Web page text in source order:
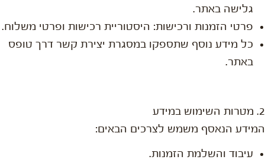
גלישה באתר.
פרטי הזמנות ורכישות: היסטוריית רכישות ופרטי משלוח.
כל מידע נוסף שתספקו במסגרת יצירת קשר דרך טופס
באתר.
2. מטרות השימוש במידע
המידע הנאסף משמש לצרכים הבאים:
עיבוד והשלמת הזמנות.